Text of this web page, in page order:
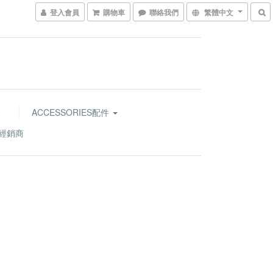
登入會員 購物車 聯絡我們 繁體中文
ACCESSORIES配件
銷商